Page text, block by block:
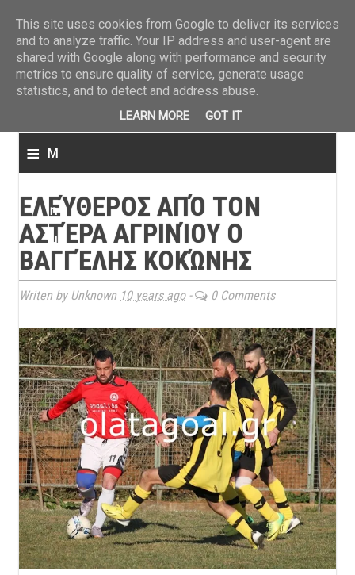
≡ M
n
u
ΕΛΕΎΘΕΡΟΣ ΑΠΌ ΤΟΝ
ΑΣΤΈΡΑ ΑΓΡΙΝΊΟΥ Ο
ΒΑΓΓΈΛΗΣ ΚΟΚΏΝΗΣ
Writen by Unknown 10 years ago- 0 Comments
This site uses cookies from Google to deliver its services
and to analyze traffic. Your IP address and user-agent are
shared with Google along with performance and security
metrics to ensure quality of service, generate usage
statistics, and to detect and address abuse.
LEARN MORE GOT IT